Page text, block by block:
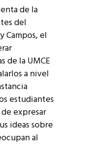
de la
del
Campos, el
de la UMCE
a nivel
estudiantes
expresar
ideas sobre
al